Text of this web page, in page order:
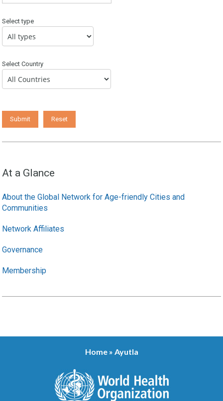
Select type
Select Country
At a Glance
About the Global Network for Age-friendly Cities and
Communities
Network Affiliates
Governance
Membership
Home» Ayutla